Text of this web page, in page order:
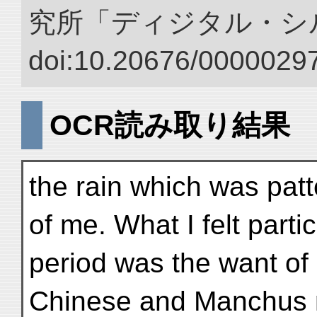
究所「ディジタル・
doi:10.20676/
OCR読み取り結果
the rain which was
of me. What I felt
period was the want
Chinese and